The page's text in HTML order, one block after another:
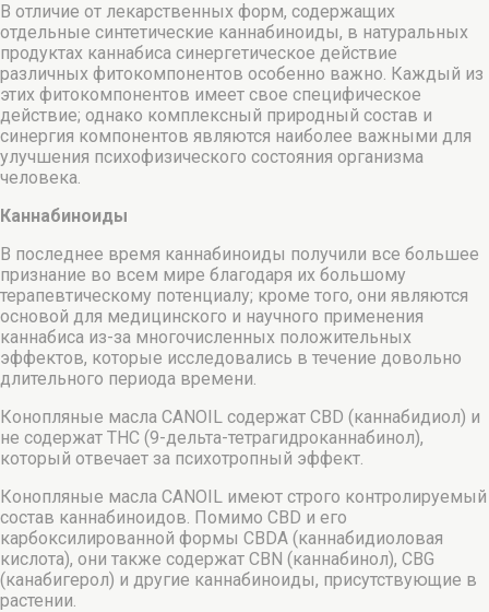
В отличие от лекарственных форм, содержащих
отдельные синтетические каннабиноиды, в натуральных
продуктах каннабиса синергетическое действие
различных фитокомпонентов особенно важно. Каждый из
этих фитокомпонентов имеет свое специфическое
действие; однако комплексный природный состав и
синергия компонентов являются наиболее важными для
улучшения психофизического состояния организма
человека.
Каннабиноиды
В последнее время каннабиноиды получили все большее
признание во всем мире благодаря их большому
терапевтическому потенциалу; кроме того, они являются
основой для медицинского и научного применения
каннабиса из-за многочисленных положительных
эффектов, которые исследовались в течение довольно
длительного периода времени.
Конопляные масла CANOIL содержат CBD (каннабидиол) и
не содержат THC (9-дельта-тетрагидроканнабинол),
который отвечает за психотропный эффект.
Конопляные масла CANOIL имеют строго контролируемый
состав каннабиноидов. Помимо CBD и его
карбоксилированной формы CBDA (каннабидиоловая
кислота), они также содержат CBN (каннабинол), CBG
(канабигерол) и другие каннабиноиды, присутствующие в
растении.